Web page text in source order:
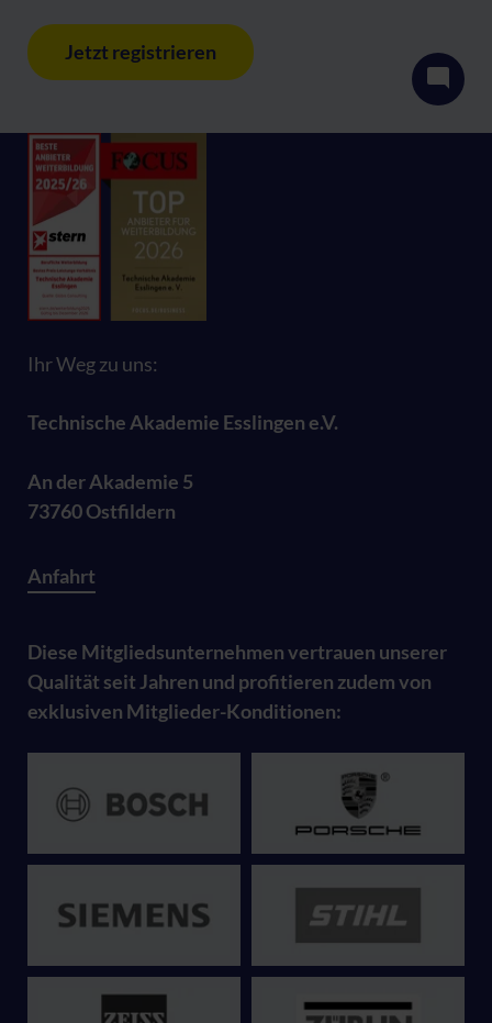
Jetzt registrieren
Ihr Weg zu uns:
Technische Akademie Esslingen e.V.
An der Akademie 5
73760 Ostfildern
Anfahrt
Diese Mitgliedsunternehmen vertrauen unserer
Qualität seit Jahren und profitieren zudem von
exklusiven Mitglieder-Konditionen: